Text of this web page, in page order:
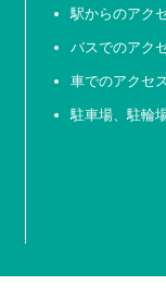
駅からのアク
バスでのアク
車でのアクセ
駐車場、駐輪